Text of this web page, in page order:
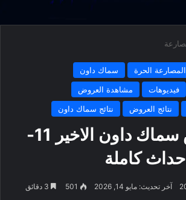
المصارعة الحرة
سماك داون
فيديوهات
مشاهدة العروض
نتائج العروض نتائج سماك داون
نتائج عرض سماك داون الاخير 11-
آخر تحديث: مايو 14, 2026 501